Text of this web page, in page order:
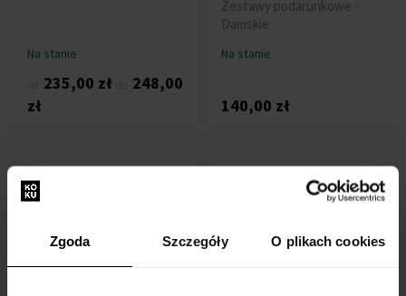
Zgoda Szczegóły O plikach cookies
Na stanie
235,00 zł
248,00
zł
Zestawy podarunkowe -
Damskie
Na stanie
140,00 zł